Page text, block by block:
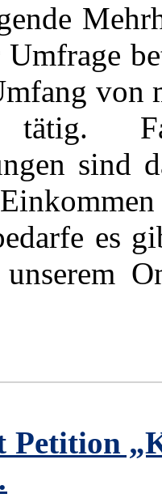
Umfrage
von
tätig.
sind
es
Petition